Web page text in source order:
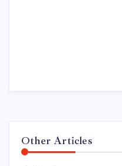
Other Articles